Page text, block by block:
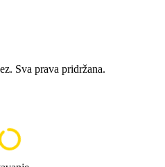
Sva prava pridržana.